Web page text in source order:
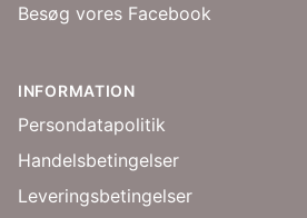
Besøg vores Facebook
INFORMATION
Persondatapolitik
Handelsbetingelser
Leveringsbetingelser